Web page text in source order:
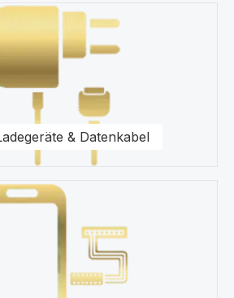
Zubehör, Displayfolie und
und Originalität unserer
Redmi 10 5G im Vordergrund.
von Produkten wie Displays
Ihr Xiaomi Redmi 10 5G in unserem
für Sie vor.
Zubehör vom Xiaomi Redmi 10
unser Kundenservice bezüglich
Ersatzteilen für Ihr Xiaomi Redmi 10
& Datenkabel